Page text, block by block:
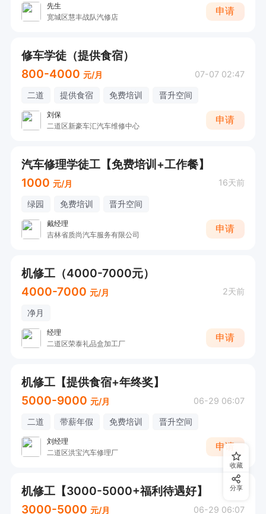
先生
宽城区慧丰战队汽修店
申请
修车学徒（提供食宿）
800-4000 元/月 07-07 02:47
二道 提供食宿 免费培训 晋升空间
刘保
二道区新豪车汇汽车维修中心
申请
汽车修理学徒工【免费培训+工作餐】
1000 元/月 16天前
绿园 免费培训 晋升空间
戴经理
吉林省质尚汽车服务有限公司
申请
机修工（4000-7000元）
4000-7000 元/月 2天前
净月
经理
二道区荣泰礼品盒加工厂
申请
机修工【提供食宿+年终奖】
5000-9000 元/月 06-29 06:07
二道 带薪年假 免费培训 晋升空间
刘经理
二道区洪宝汽车修理厂
申请
机修工【3000-5000+福利待遇好】
3000-5000 元/月 06-29 06:07
收藏
分享